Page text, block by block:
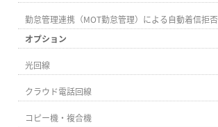
勤怠管理連携（MOT勤怠管理）による自動着信拒否
オプション
光回線
クラウド電話回線
コピー機・複合機